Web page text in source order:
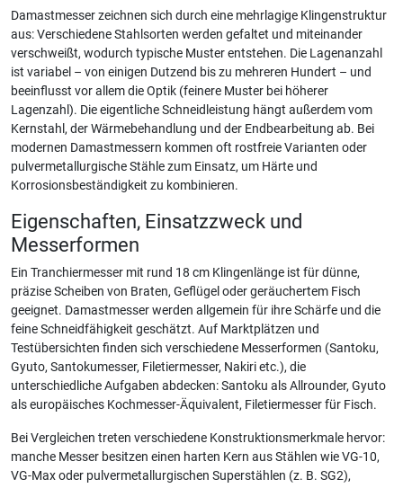
Damastmesser zeichnen sich durch eine mehrlagige Klingenstruktur
aus: Verschiedene Stahlsorten werden gefaltet und miteinander
verschweißt, wodurch typische Muster entstehen. Die Lagenanzahl
ist variabel – von einigen Dutzend bis zu mehreren Hundert – und
beeinflusst vor allem die Optik (feinere Muster bei höherer
Lagenzahl). Die eigentliche Schneidleistung hängt außerdem vom
Kernstahl, der Wärmebehandlung und der Endbearbeitung ab. Bei
modernen Damastmessern kommen oft rostfreie Varianten oder
pulvermetallurgische Stähle zum Einsatz, um Härte und
Korrosionsbeständigkeit zu kombinieren.
Eigenschaften, Einsatzzweck und
Messerformen
Ein Tranchiermesser mit rund 18 cm Klingenlänge ist für dünne,
präzise Scheiben von Braten, Geflügel oder geräuchertem Fisch
geeignet. Damastmesser werden allgemein für ihre Schärfe und die
feine Schneidfähigkeit geschätzt. Auf Marktplätzen und
Testübersichten finden sich verschiedene Messerformen (Santoku,
Gyuto, Santokumesser, Filetiermesser, Nakiri etc.), die
unterschiedliche Aufgaben abdecken: Santoku als Allrounder, Gyuto
als europäisches Kochmesser-Äquivalent, Filetiermesser für Fisch.
Bei Vergleichen treten verschiedene Konstruktionsmerkmale hervor:
manche Messer besitzen einen harten Kern aus Stählen wie VG-10,
VG-Max oder pulvermetallurgischen Superstählen (z. B. SG2),